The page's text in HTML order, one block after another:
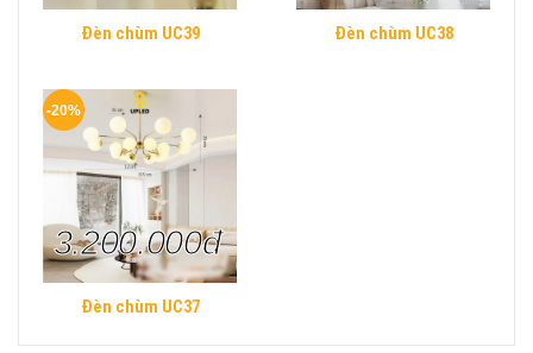
Đèn chùm UC39 Đèn chùm UC38
Đèn chùm UC37
3.200.000đ
-20%